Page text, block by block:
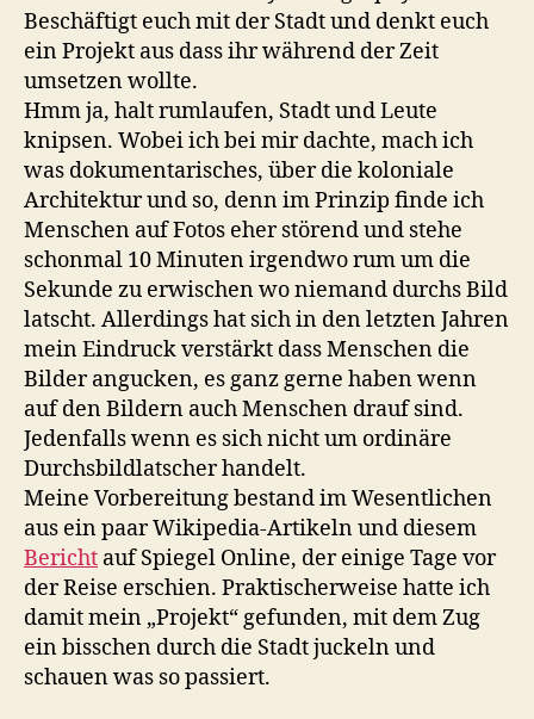
Beschäftigt euch mit der Stadt und denkt euch
ein Projekt aus dass ihr während der Zeit
umsetzen wollte.
Hmm ja, halt rumlaufen, Stadt und Leute
knipsen. Wobei ich bei mir dachte, mach ich
was dokumentarisches, über die koloniale
Architektur und so, denn im Prinzip finde ich
Menschen auf Fotos eher störend und stehe
schonmal 10 Minuten irgendwo rum um die
Sekunde zu erwischen wo niemand durchs Bild
latscht. Allerdings hat sich in den letzten Jahren
mein Eindruck verstärkt dass Menschen die
Bilder angucken, es ganz gerne haben wenn
auf den Bildern auch Menschen drauf sind.
Jedenfalls wenn es sich nicht um ordinäre
Durchsbildlatscher handelt.
Meine Vorbereitung bestand im Wesentlichen
aus ein paar Wikipedia-Artikeln und diesem
Bericht auf Spiegel Online, der einige Tage vor
der Reise erschien. Praktischerweise hatte ich
damit mein „Projekt“ gefunden, mit dem Zug
ein bisschen durch die Stadt juckeln und
schauen was so passiert.